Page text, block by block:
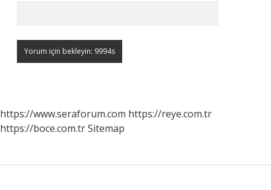
https://www.seraforum.com https://reye.com.tr
https://boce.com.trSitemap